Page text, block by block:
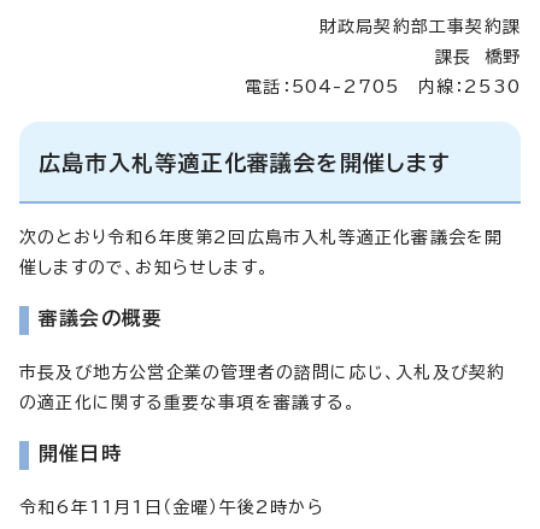
財政局契約部工事契約課
課長 橋野
電話：504-2705 内線：2530
広島市入札等適正化審議会を開催します
次のとおり令和6年度第2回広島市入札等適正化審議会を開
催しますので、お知らせします。
審議会の概要
市長及び地方公営企業の管理者の諮問に応じ、入札及び契約
の適正化に関する重要な事項を審議する。
開催日時
令和6年11月1日（金曜）午後2時から